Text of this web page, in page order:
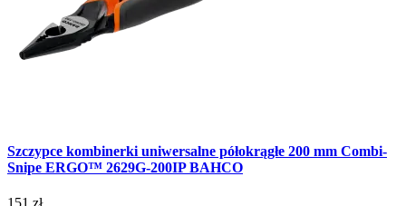
Szczypce kombinerki uniwersalne półokrągłe 200 mm Combi-
Snipe ERGO™ 2629G-200IP BAHCO